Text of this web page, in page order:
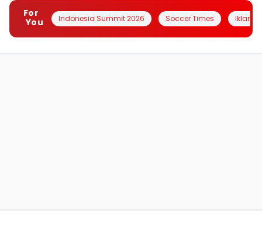
For
You
Indonesia Summit 2026 Soccer Times Iklanin